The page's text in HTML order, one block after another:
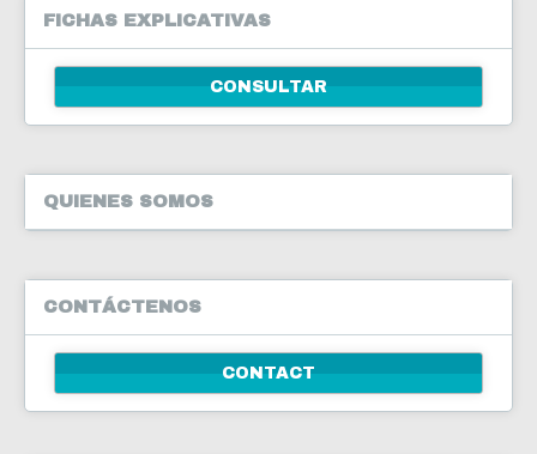
FICHAS EXPLICATIVAS
CONSULTAR
QUIENES SOMOS
CONTÁCTENOS
CONTACT